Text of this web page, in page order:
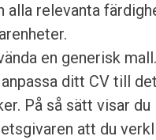
alla relevanta
en generisk
ditt CV till
På så sätt visar du
att du